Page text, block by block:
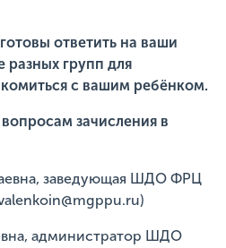
ответить на ваши
групп для
с вашим ребёнком.
зачисления в
заведующая ШДО ФРЦ
администратор ШДО